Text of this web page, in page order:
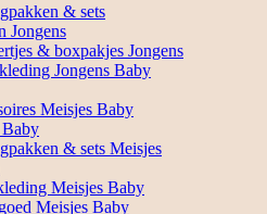
& sets
Jongens
& boxpakjes Jongens
Jongens Baby
Meisjes Baby
Baby
& sets Meisjes
Meisjes Baby
Meisjes Baby